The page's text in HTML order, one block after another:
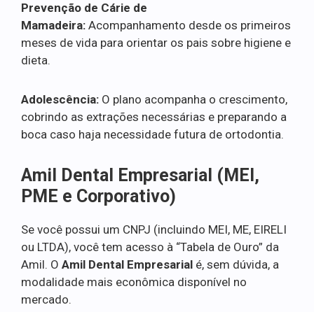
Prevenção de Cárie de
Mamadeira: Acompanhamento desde os primeiros
meses de vida para orientar os pais sobre higiene e
dieta.
Adolescência: O plano acompanha o crescimento,
cobrindo as extrações necessárias e preparando a
boca caso haja necessidade futura de ortodontia.
Amil Dental Empresarial (MEI,
PME e Corporativo)
Se você possui um CNPJ (incluindo MEI, ME, EIRELI
ou LTDA), você tem acesso à “Tabela de Ouro” da
Amil. O Amil Dental Empresarial é, sem dúvida, a
modalidade mais econômica disponível no
mercado.